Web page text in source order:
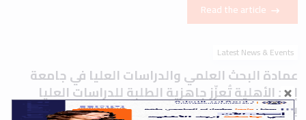
Read the article
Latest News & Events
عمادة البحث العلمي والدراسات العليا في جامعة
إربد الأهلية تُعزّز جاهزية الطلبة للدراسات العليا
بورشة تعريفية حول اختباري IELTS وTOEFL